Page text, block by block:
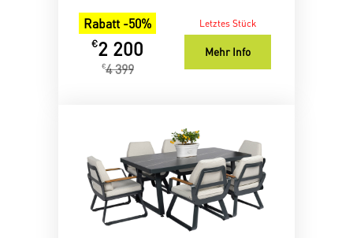
Rabatt -50%
€2 200
€4 399
Letztes Stück
Mehr Info